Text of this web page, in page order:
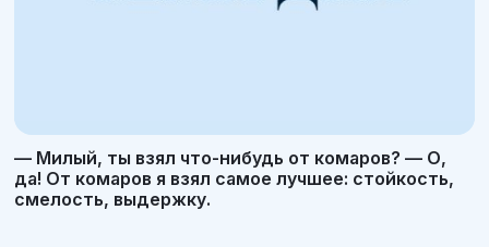
— Милый, ты взял что-нибудь от комаров? — О,
да! От комаров я взял самое лучшее: стойкость,
смелость, выдержку.